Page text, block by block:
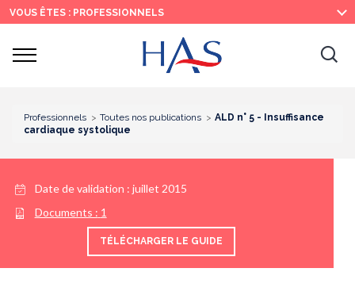
Recherche
Menu
principal
Contenu
principal
VOUS ÊTES : PROFESSIONNELS
Ouvrir
Professionnels Toutes nos publications
ALD n° 5 - Insuffisance
cardiaque systolique
Date de validation : juillet 2015
Documents : 1
TÉLÉCHARGER LE GUIDE